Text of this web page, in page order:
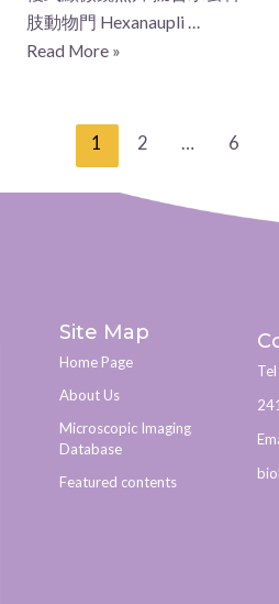
肢動物門 Hexanaupli …
Read More »
1 2 … 6
Site Map
Home Page
About Us
Microscopic Imaging
Database
Featured contents
Tel